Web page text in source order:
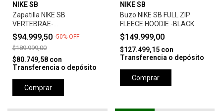
NIKE SB
Zapatilla NIKE SB
VERTEBRAE-
ADOBE/EARTH/NOBLE
RED/MELON TINT
$94.999,50 -50% OFF
$189.999,00
$80.749,58 con
Transferencia o depósito
Comprar
NIKE SB
Buzo NIKE SB FULL ZIP
FLEECE HOODIE -BLACK
$149.999,00
$127.499,15 con
Transferencia o depósito
Comprar